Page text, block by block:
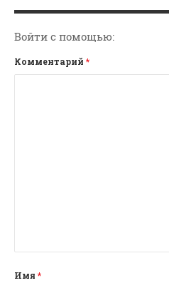
Войти с помощью:
Комментарий *
Имя *